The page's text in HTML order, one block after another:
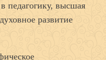
педагогику, высшая
развитие